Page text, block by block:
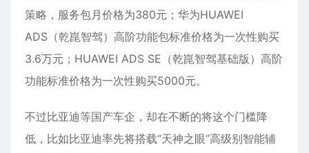
策略，服务包月价格为380元；华为HUAWEI
ADS（乾崑智驾）高阶功能包标准价格为一次性购买
3.6万元；HUAWEI ADS SE（乾崑智驾基础版）高阶
功能标准价格为一次性购买5000元。
不过比亚迪等国产车企，却在不断的将这个门槛降
低，比如比亚迪率先将搭载“天神之眼”高级别智能辅